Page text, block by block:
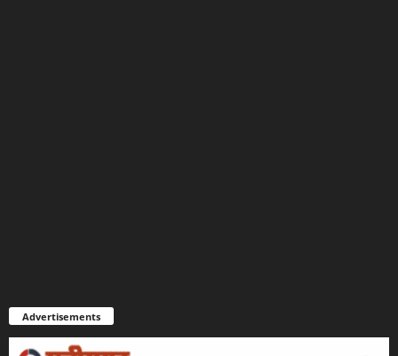
Advertisements